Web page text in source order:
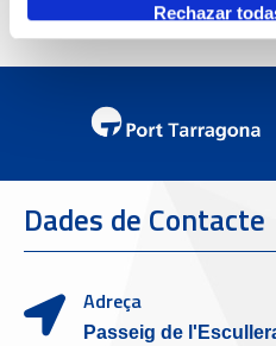
Rechazar
Dades de Contacte
Adreça
Passeig de